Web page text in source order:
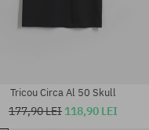
Tricou Circa Al 50 Skull
177,90 LEI 118,90 LEI